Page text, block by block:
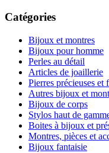
Catégories
Bijoux et montres
Bijoux pour homme
Perles au détail
Articles de joaillerie
Pierres précieuses et
Autres bijoux et
Bijoux de corps
Stylos haut de
Boites à bijoux et
Montres, pièces et
Bijoux fantaisie